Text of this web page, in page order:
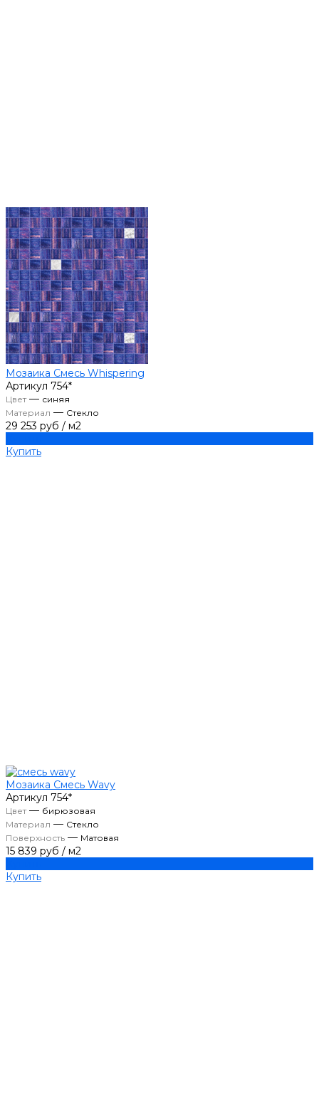
Мозаика Смесь Whispering
Артикул 754*
Цвет— синяя
Материал — Стекло
29 253 руб / м2
Купить
Мозаика Смесь Wavy
Артикул 754*
Цвет— бирюзовая
Материал — Стекло
Поверхность — Матовая
15 839 руб / м2
Купить